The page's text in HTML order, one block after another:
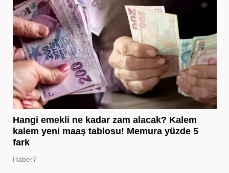
Hangi emekli ne kadar zam alacak? Kalem
kalem yeni maaş tablosu! Memura yüzde 5
fark
Haber7